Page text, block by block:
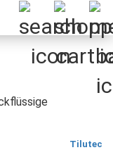
Tilutec